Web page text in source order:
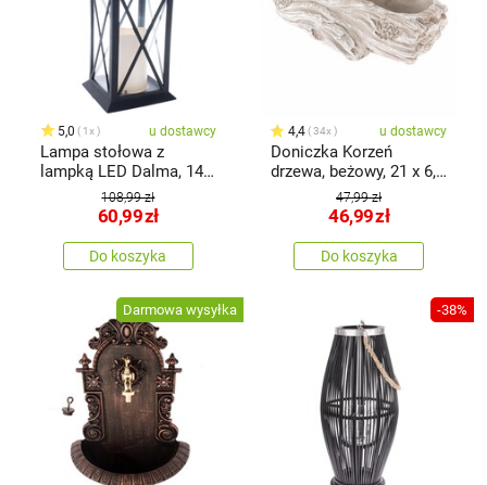
5,0 1x u dostawcy
Lampa stołowa z
lampką LED Dalma, 14 x
30,5 x 14cm, ciepła biel,
108,99 zł
60,99zł
Do koszyka
4,4 34x u dostawcy
Doniczka Korzeń
drzewa, beżowy, 21 x 6,5
47,99 zł
46,99zł
Do koszyka
Darmowa wysyłka -38%